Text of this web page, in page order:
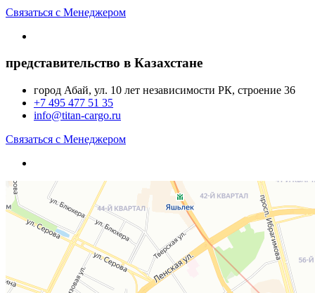
Связаться с Менеджером
представительство в Казахстане
город Абай, ул. 10 лет независимости РК, строение 36
+7 495 477 51 35
info@titan-cargo.ru
Связаться с Менеджером